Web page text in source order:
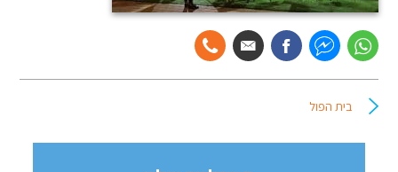
בית הפול